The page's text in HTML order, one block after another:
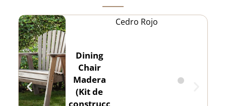
Dining
Chair
Madera
(Kit de
construcc
Cedro Rojo